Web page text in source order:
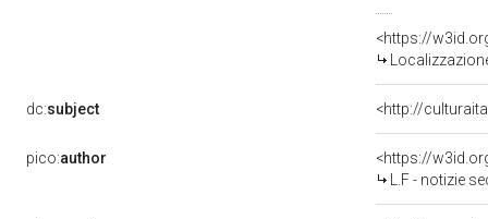
<https://
dc:subject <http://
pico:author
<https://
L.F - notizie